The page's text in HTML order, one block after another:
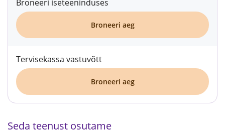
Broneeri iseteeninduses
Broneeri aeg
Tervisekassa vastuvõtt
Broneeri aeg
Seda teenust osutame